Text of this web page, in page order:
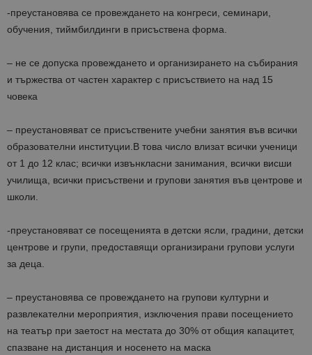
-преустановява се провеждането на конгреси, семинари,
обучения, тиймбилдинги в присъствена форма.
– не се допуска провеждането и организирането на събирания
и тържества от частен характер с присъствието на над 15
човека
– преустановяват се присъствените учебни занятия във всички
образователни институции.В това число влизат всички ученици
от 1 до 12 клас; всички извънкласни занимания, всички висши
училища, всички присъствени и групови занятия във центрове и
школи.
-преустановяват се посещенията в детски ясли, градини, детски
центрове и групи, предоставящи организирани групови услуги
за деца.
– преустановява се провеждането на групови културни и
развлекателни мероприятия, изключения прави посещението
на театър при заетост на местата до 30% от общия капацитет,
спазване на дистанция и носенето на маска